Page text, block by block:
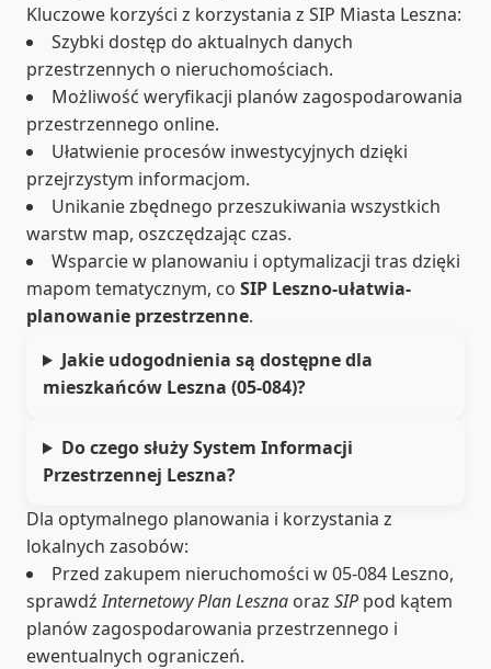
Kluczowe korzyści z korzystania z SIP Miasta Leszna:
Szybki dostęp do aktualnych danych
przestrzennych o nieruchomościach.
Możliwość weryfikacji planów zagospodarowania
przestrzennego online.
Ułatwienie procesów inwestycyjnych dzięki
przejrzystym informacjom.
Unikanie zbędnego przeszukiwania wszystkich
warstw map, oszczędzając czas.
Wsparcie w planowaniu i optymalizacji tras dzięki
mapom tematycznym, co SIP Leszno-ułatwia-
planowanie przestrzenne.
Jakie udogodnienia są dostępne dla
mieszkańców Leszna (05-084)?
Do czego służy System Informacji
Przestrzennej Leszna?
Dla optymalnego planowania i korzystania z
lokalnych zasobów:
Przed zakupem nieruchomości w 05-084 Leszno,
sprawdźInternetowy Plan Leszna oraz SIP pod kątem
planów zagospodarowania przestrzennego i
ewentualnych ograniczeń.